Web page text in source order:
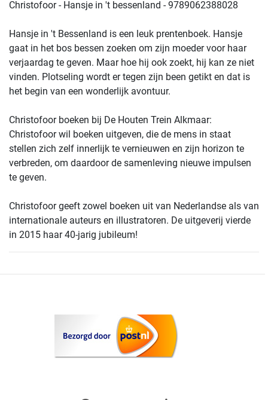
Christofoor - Hansje in 't bessenland - 9789062388028
Hansje in 't Bessenland is een leuk prentenboek. Hansje
gaat in het bos bessen zoeken om zijn moeder voor haar
verjaardag te geven. Maar hoe hij ook zoekt, hij kan ze niet
vinden. Plotseling wordt er tegen zijn been getikt en dat is
het begin van een wonderlijk avontuur.
Christofoor boeken bij De Houten Trein Alkmaar:
Christofoor wil boeken uitgeven, die de mens in staat
stellen zich zelf innerlijk te vernieuwen en zijn horizon te
verbreden, om daardoor de samenleving nieuwe impulsen
te geven.
Christofoor geeft zowel boeken uit van Nederlandse als van
internationale auteurs en illustratoren. De uitgeverij vierde
in 2015 haar 40-jarig jubileum!